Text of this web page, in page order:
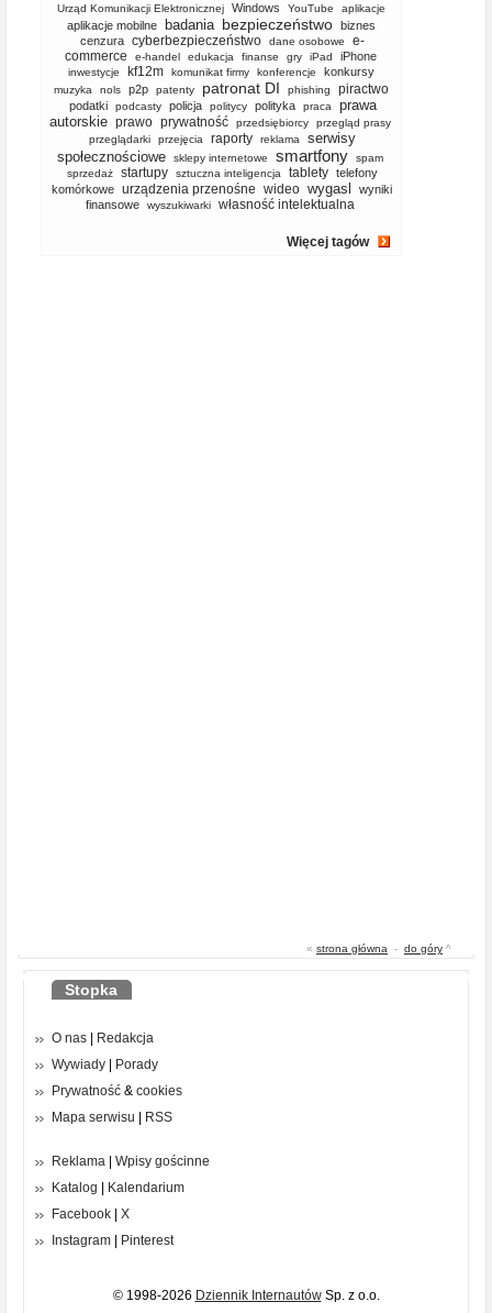
Urząd Komunikacji Elektronicznej Windows YouTube aplikacje
aplikacje mobilne badania bezpieczeństwo biznes
cenzura cyberbezpieczeństwo dane osobowe
e-
commerce
e-handel edukacja finanse gry iPad iPhone
inwestycje kf12m komunikat firmy konferencje konkursy
muzyka nols p2p patenty patronat DI phishing piractwo
podatki podcasty policja politycy polityka praca
prawa
autorskie prawo prywatność przedsiębiorcy
przegląd prasy
przeglądarki
przejęcia raporty reklama
serwisy
społecznościowe
sklepy internetowe smartfony
spam
sprzedaż
startupy sztuczna inteligencja tablety telefony
komórkowe
urządzenia przenośne wideo wygasl
wyniki
finansowe
wyszukiwarki własność intelektualna
Więcej tagów
« strona główna - do góry ^
Stopka
O nas
Redakcja
Wywiady
Porady
Prywatność & cookies
Mapa serwisu
RSS
Reklama
Wpisy gościnne
Katalog
Kalendarium
Facebook
X
Instagram
Pinterest
© 1998-2026 Dziennik InternautówSp. z o.o.